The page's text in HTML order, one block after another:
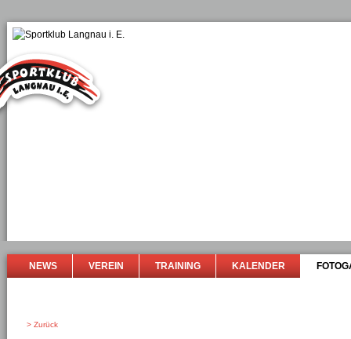
NEWS VEREIN TRAINING KALENDER
> Zurück